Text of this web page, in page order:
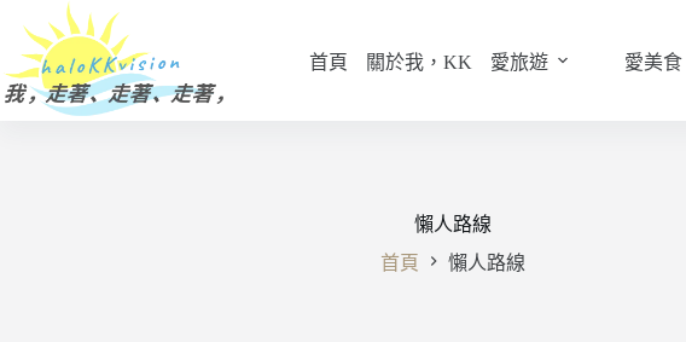
主
要
首頁 關於我，KK 愛旅遊 愛美食
懶人路線
首頁
懶人路線